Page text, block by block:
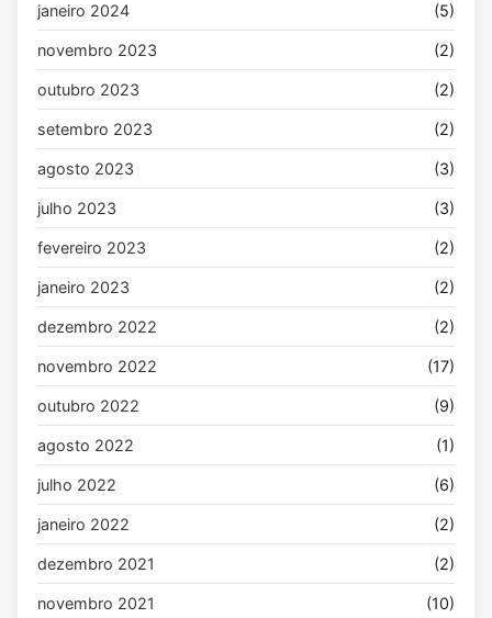
janeiro 2024 (5)
novembro 2023 (2)
outubro 2023 (2)
setembro 2023 (2)
agosto 2023 (3)
julho 2023 (3)
fevereiro 2023 (2)
janeiro 2023 (2)
dezembro 2022 (2)
novembro 2022 (17)
outubro 2022 (9)
agosto 2022 (1)
julho 2022 (6)
janeiro 2022 (2)
dezembro 2021 (2)
novembro 2021 (10)